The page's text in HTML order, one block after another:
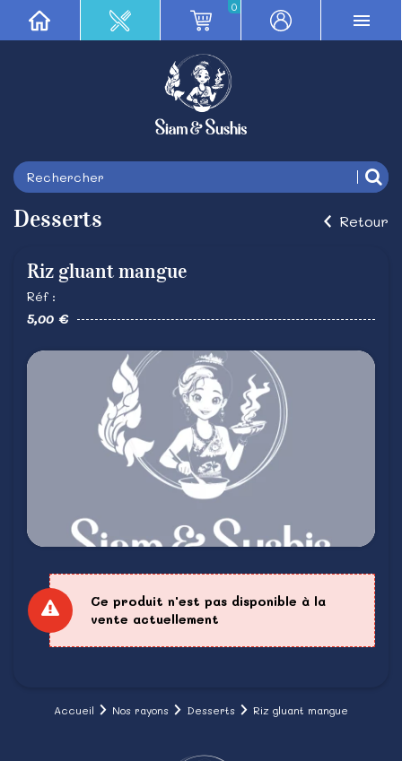
0
Desserts Retour
Riz gluant mangue
Réf :
5,00 €
Ce produit n'est pas disponible à la
vente actuellement
Accueil Nos rayons Desserts Riz gluant mangue